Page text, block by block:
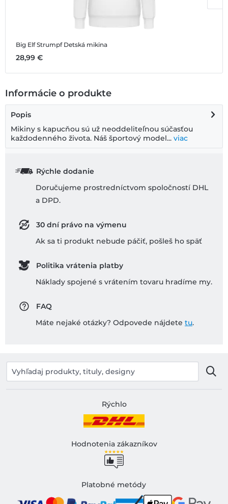
Big Elf Strumpf Detská mikina
28,99 €
Informácie o produkte
Popis
Mikiny s kapucňou sú už neoddeliteľnou súčasťou
každodenného života. Náš športový model... viac
Rýchle dodanie
Doručujeme prostredníctvom spoločností DHL
a DPD.
30 dní právo na výmenu
Ak sa ti produkt nebude páčiť, pošleš ho späť
Politika vrátenia platby
Náklady spojené s vrátením tovaru hradíme my.
FAQ
Máte nejaké otázky? Odpovede nájdete tu.
Rýchlo
Hodnotenia zákazníkov
Platobné metódy